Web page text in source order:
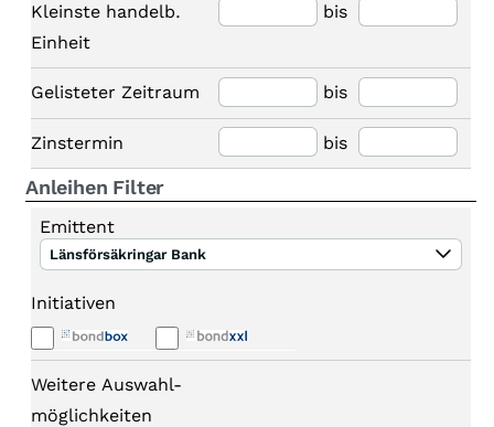
Kleinste handelb.
Einheit
bis
Gelisteter Zeitraum bis
Zinstermin bis
Anleihen Filter
Emittent
Länsförsäkringar Bank
Initiativen
Weitere Auswahl-
möglichkeiten